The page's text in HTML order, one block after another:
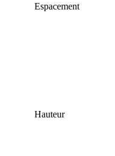
Espacement
Hauteur